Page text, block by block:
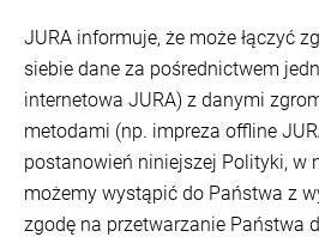
JURA informuje, że może łączyć
siebie dane za pośrednictwem
internetowa JURA) z danymi
metodami (np. impreza offline
postanowień niniejszej Polityki, w
możemy wystąpić do Państwa z
zgodę na przetwarzanie Państwa